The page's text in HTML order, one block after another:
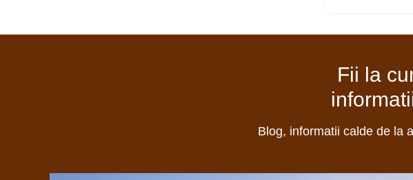
Fii la
Blog, informatii calde de la